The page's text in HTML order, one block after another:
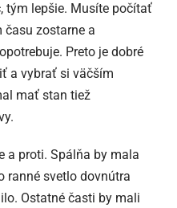
tým lepšie. Musíte počítať
času zostarne a
Preto je dobré
a vybrať si väčším
mať stan tiež
a proti. Spálňa by mala
ranné svetlo dovnútra
Ostatné časti by mali